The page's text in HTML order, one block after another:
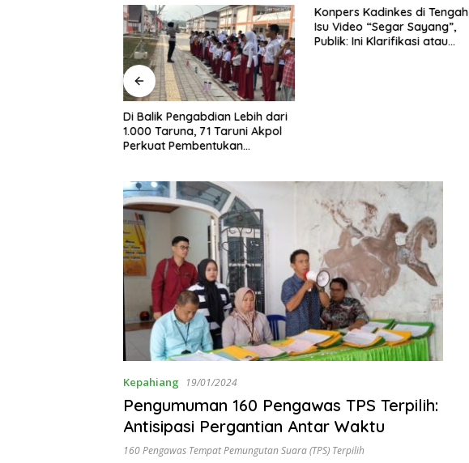
Di Balik Pengabdian Lebih dari
1.000 Taruna, 71 Taruni Akpol
Perkuat Pembentukan
Konpers Kadinkes di Tengah
Isu Video “Segar Sayang”,
Publik: Ini Klarifikasi atau
Kepahiang 19/01/2024
Pengumuman 160 Pengawas TPS Terpilih:
Antisipasi Pergantian Antar Waktu
160 Pengawas Tempat Pemungutan Suara (TPS) Terpilih